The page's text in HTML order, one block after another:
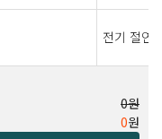
전기 절연
0원
0원